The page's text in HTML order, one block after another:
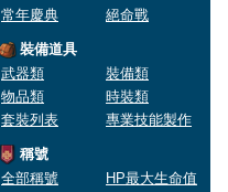
常年慶典
絕命戰
裝備道具
武器類
裝備類
物品類
時裝類
套裝列表
專業技能製作
稱號
全部稱號
HP最大生命值